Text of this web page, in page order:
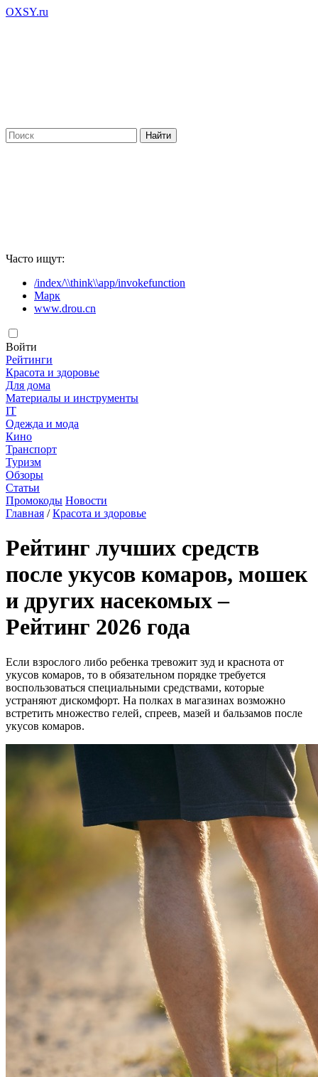
OXSY.ru
Часто ищут:
/index/\\think\\app/invokefunction
Марк
www.drou.cn
Войти
Рейтинги
Красота и здоровье
Для дома
Материалы и инструменты
IT
Одежда и мода
Кино
Транспорт
Туризм
Обзоры
Статьи
Промокоды Новости
Главная /Красота и здоровье
Рейтинг лучших средств
после укусов комаров, мошек
и других насекомых –
Рейтинг 2026 года
Если взрослого либо ребенка тревожит зуд и краснота от
укусов комаров, то в обязательном порядке требуется
воспользоваться специальными средствами, которые
устраняют дискомфорт. На полках в магазинах возможно
встретить множество гелей, спреев, мазей и бальзамов после
укусов комаров.